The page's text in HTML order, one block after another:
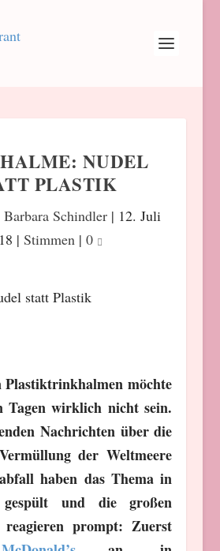
NUDEL
PLASTIK
Barbara Schindler | 12. Juli
| Stimmen| 0
Plastiktrinkhalmen möchte
Tagen wirklich nicht sein.
Nachrichten über die
der Weltmeere
haben das Thema in
und die großen
reagieren prompt: Zuerst